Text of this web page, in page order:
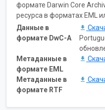
формате Darwin Core
ресурса в форматах EML
Данные в
формате DwC-A
Метаданные в
формате EML
Метаданные в
формате RTF